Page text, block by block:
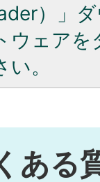
）」
ウェア
。
ある